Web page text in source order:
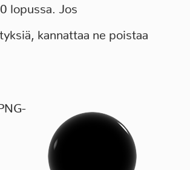
lopussa. Jos
kannattaa ne poistaa